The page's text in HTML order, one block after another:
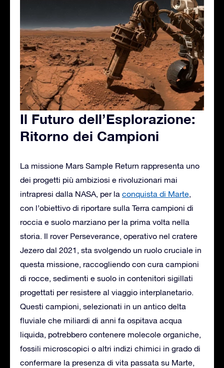
Il Futuro dell’Esplorazione:
Ritorno dei Campioni
La missione Mars Sample Return rappresenta uno
dei progetti più ambiziosi e rivoluzionari mai
intrapresi dalla NASA, per la conquista di Marte,
con l’obiettivo di riportare sulla Terra campioni di
roccia e suolo marziano per la prima volta nella
storia. Il rover Perseverance, operativo nel cratere
Jezero dal 2021, sta svolgendo un ruolo cruciale in
questa missione, raccogliendo con cura campioni
di rocce, sedimenti e suolo in contenitori sigillati
progettati per resistere al viaggio interplanetario.
Questi campioni, selezionati in un antico delta
fluviale che miliardi di anni fa ospitava acqua
liquida, potrebbero contenere molecole organiche,
fossili microscopici o altri indizi chimici in grado di
confermare la presenza di vita passata su Marte,